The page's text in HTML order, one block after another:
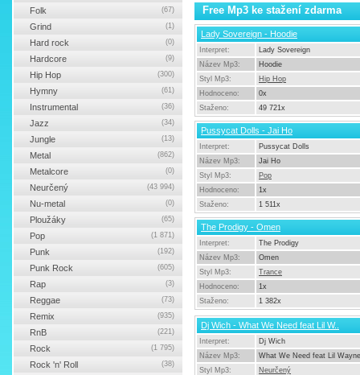
Free Mp3 ke stažení zdarma
Lady Sovereign - Hoodie
Interpret:
Lady Sovereign
Název Mp3:
Hoodie
Styl Mp3:
Hip Hop
Hodnoceno:
0x
Staženo:
49 721x
Pussycat Dolls - Jai Ho
Interpret:
Pussycat Dolls
Název Mp3:
Jai Ho
Styl Mp3:
Pop
Hodnoceno:
1x
Staženo:
1 511x
The Prodigy - Omen
Interpret:
The Prodigy
Název Mp3:
Omen
Styl Mp3:
Trance
Hodnoceno:
1x
Staženo:
1 382x
Dj Wich - What We Need feat Lil W..
Interpret:
Dj Wich
Název Mp3:
What We Need feat Lil Wayne
Styl Mp3:
Neurčený
Folk (67)
Grind (1)
Hard rock (0)
Hardcore (9)
Hip Hop (300)
Hymny (61)
Instrumental (36)
Jazz (34)
Jungle (13)
Metal (862)
Metalcore (0)
Neurčený (43 994)
Nu-metal (0)
Ploužáky (65)
Pop (1 871)
Punk (192)
Punk Rock (605)
Rap (3)
Reggae (73)
Remix (935)
RnB (221)
Rock (1 795)
Rock 'n' Roll (38)